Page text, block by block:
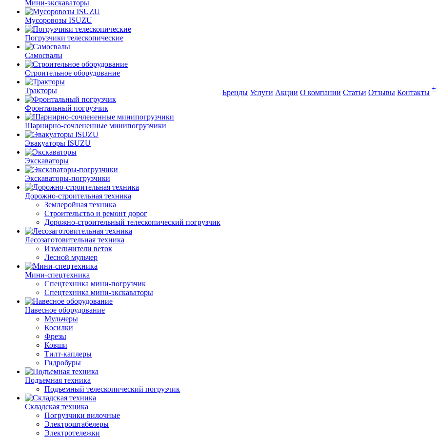
Мини-экскаваторы
Мусоровозы ISUZU
Погрузчики телескопические
Самосвалы
Строительное оборудование
Тракторы
Фронтальный погрузчик
Шарнирно-сочлененные минипогрузчики
Эвакуаторы ISUZU
Экскаваторы
Экскаваторы-погрузчики
Дорожно-строительная техника
Землеройная техника
Строительство и ремонт дорог
Дорожно-строительный телескопический погрузчик
Лесозаготовительная техника
Измельчители веток
Лесной мульчер
Мини-спецтехника
Спецтехника мини-погрузчик
Спецтехника мини-экскаваторы
Навесное оборудование
Мульчеры
Косилки
Фрезы
Ковши
Тилт-каплеры
Гидробуры
Подъемная техника
Подъемный телескопический погрузчик
Складская техника
Погрузчики вилочные
Электроштабелеры
Электротележки
Бренды Услуги Акции О компании Статьи Отзывы Контакты